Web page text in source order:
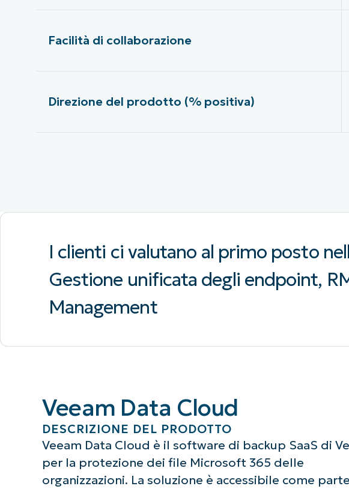
Facilità di collaborazione
Direzione del prodotto (% positiva)
I clienti ci valutano al primo posto
Gestione unificata degli endpoint,
Management
Veeam Data Cloud
DESCRIZIONE DEL PRODOTTO
Veeam Data Cloud è il software di backup SaaS di
per la protezione dei file Microsoft 365 delle
organizzazioni. La soluzione è accessibile come